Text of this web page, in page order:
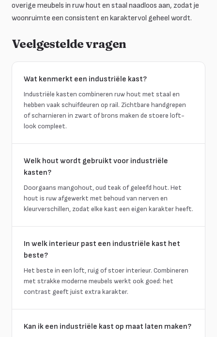
overige meubels in ruw hout en staal naadloos aan, zodat je
woonruimte een consistent en karaktervol geheel wordt.
Veelgestelde vragen
Wat kenmerkt een industriële kast?
Industriële kasten combineren ruw hout met staal en
hebben vaak schuifdeuren op rail. Zichtbare handgrepen
of scharnieren in zwart of brons maken de stoere loft-
look compleet.
Welk hout wordt gebruikt voor industriële
kasten?
Doorgaans mangohout, oud teak of geleefd hout. Het
hout is ruw afgewerkt met behoud van nerven en
kleurverschillen, zodat elke kast een eigen karakter heeft.
In welk interieur past een industriële kast het
beste?
Het beste in een loft, ruig of stoer interieur. Combineren
met strakke moderne meubels werkt ook goed: het
contrast geeft juist extra karakter.
Kan ik een industriële kast op maat laten maken?